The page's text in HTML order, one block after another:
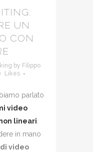
UN
CON
by Filippo
Likes
parlato
video
lineari
in mano
video